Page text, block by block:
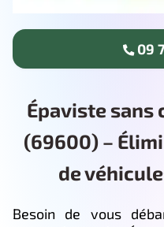
Épaviste sans
(69600) –
de
Besoin de vous
09